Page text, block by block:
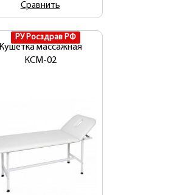
Сравнить
РУ Росздрав РФ
Кушетка массажная
КСМ-02